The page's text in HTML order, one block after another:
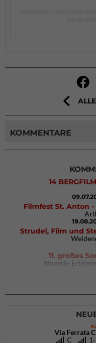
KOMMENTARE
14
Filmfest St. Anton
Strudel, Film und
11. großes
Ithwerk-
DAV Kletter- &
Via Ferrata
C